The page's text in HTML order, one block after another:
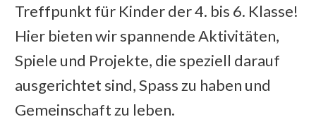
Treffpunkt für Kinder der 4. bis 6. Klasse!
Hier bieten wir spannende Aktivitäten,
Spiele und Projekte, die speziell darauf
ausgerichtet sind, Spass zu haben und
Gemeinschaft zu leben.